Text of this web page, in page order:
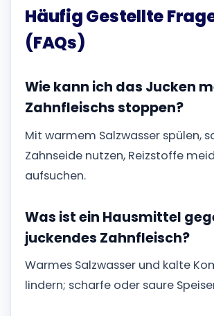
Häufig Gestellte
(FAQs)
Wie kann ich das Jucken
Zahnfleischs stoppen?
Mit warmem Salzwasser spülen,
Zahnseide nutzen, Reizstoffe
aufsuchen.
Was ist ein Hausmittel
juckendes Zahnfleisch?
Warmes Salzwasser und kalte
lindern; scharfe oder saure